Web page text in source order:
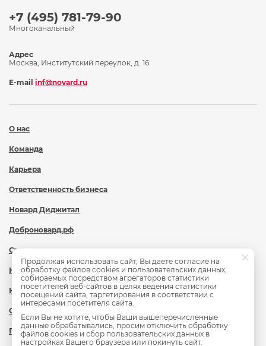
+7 (495) 781-79-90
Многоканальный
О нас
Команда
Карьера
Ответственность бизнеса
Новард Диджитал
Доброновард.рф
Статьи
Новости
Контакты
Охрана труда
Политика обработки персональных данных
Адрес
Москва, Институтский переулок, д. 16
E-mail inf@novard.ru
Продолжая использовать сайт, Вы даете согласие на
обработку файлов cookies и пользовательских данных,
собираемых посредством агрегаторов статистики
посетителей веб-сайтов в целях ведения статистики
посещений сайта, таргетирования в соответствии с
интересами посетителя сайта.
Если Вы не хотите, чтобы Ваши вышеперечисленные
данные обрабатывались, просим отключить обработку
файлов cookies и сбор пользовательских данных в
настройках Вашего браузера или покинуть сайт.